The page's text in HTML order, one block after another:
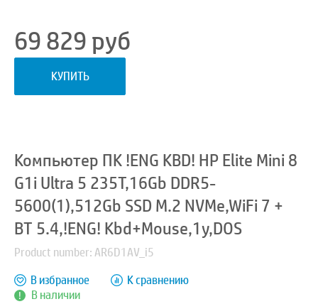
69 829руб
КУПИТЬ
Компьютер ПК !ENG KBD! HP Elite Mini 8
G1i Ultra 5 235T,16Gb DDR5-
5600(1),512Gb SSD M.2 NVMe,WiFi 7 +
BT 5.4,!ENG! Kbd+Mouse,1y,DOS
Product number: AR6D1AV_i5
В наличии
В избранное К сравнению